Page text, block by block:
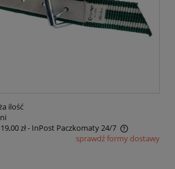
ilość
zł- InPost Paczkomaty 24/7
ewentualnych kosztów płatnościsprawdź formy dostawy